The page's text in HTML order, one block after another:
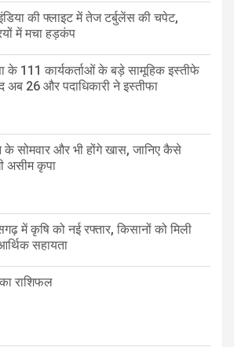
की फ्लाइट में तेज टर्बुलेंस की चपेट,
में मचा हड़कंप
के 111 कार्यकर्ताओं के बड़े सामूहिक इस्तीफे
अब 26 और पदाधिकारी ने इस्तीफा
के सोमवार और भी होंगे खास, जानिए कैसे
असीम कृपा
में कृषि को नई रफ्तार, किसानों को मिली
सहायता
राशिफल